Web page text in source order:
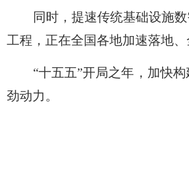
同时，提速传统基础设施
工程，正在全国各地加速落地
“十五五”开局之年，加快
劲动力。